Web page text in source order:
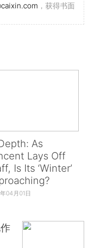
，获得书面
As
Lays Off
Is Its ‘Winter’
04月01日